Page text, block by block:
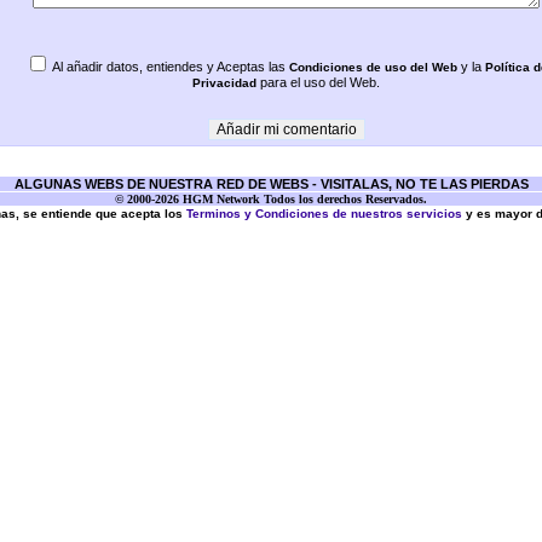
Al añadir datos, entiendes y Aceptas las Condiciones de uso del Weby la Política
Privacidad para el uso del Web.
ALGUNAS WEBS DE NUESTRA RED DE WEBS - VISITALAS, NO TE LAS PIERDAS
© 2000-2026 HGM Network Todos los derechos Reservados.
se entiende que acepta los Terminos y Condiciones de nuestros servicios y es mayor